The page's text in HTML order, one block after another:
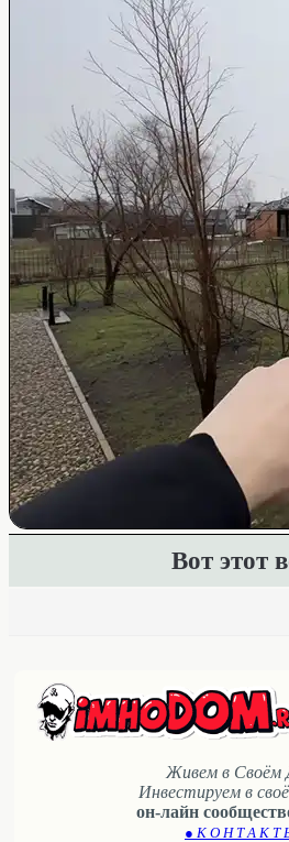
Вот этот
Живем в Своём
Инвестируем в
он-лайн
● К О Н Т А К Т